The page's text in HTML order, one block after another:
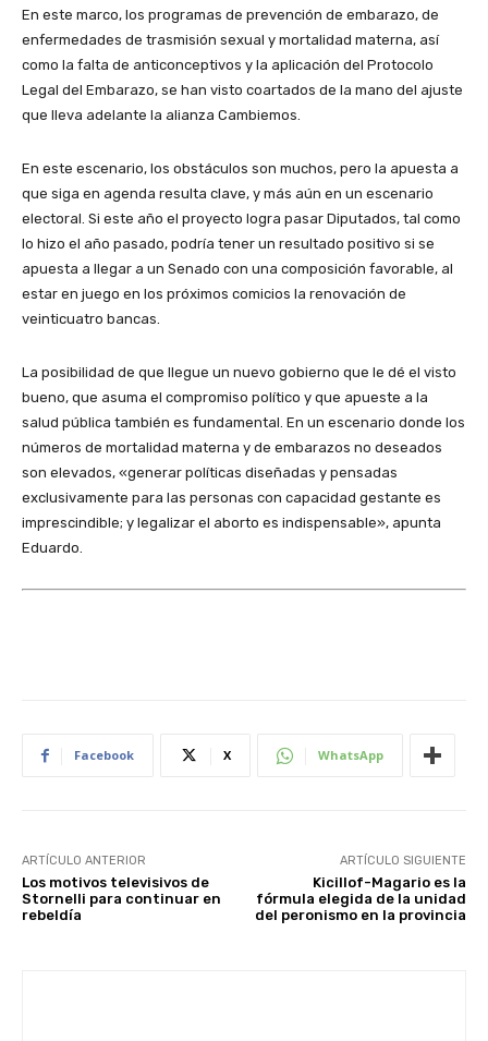
En este marco, los programas de prevención de embarazo, de
enfermedades de trasmisión sexual y mortalidad materna, así
como la falta de anticonceptivos y la aplicación del Protocolo
Legal del Embarazo, se han visto coartados de la mano del ajuste
que lleva adelante la alianza Cambiemos.
En este escenario, los obstáculos son muchos, pero la apuesta a
que siga en agenda resulta clave, y más aún en un escenario
electoral. Si este año el proyecto logra pasar Diputados, tal como
lo hizo el año pasado, podría tener un resultado positivo si se
apuesta a llegar a un Senado con una composición favorable, al
estar en juego en los próximos comicios la renovación de
veinticuatro bancas.
La posibilidad de que llegue un nuevo gobierno que le dé el visto
bueno, que asuma el compromiso político y que apueste a la
salud pública también es fundamental. En un escenario donde los
números de mortalidad materna y de embarazos no deseados
son elevados, «generar políticas diseñadas y pensadas
exclusivamente para las personas con capacidad gestante es
imprescindible; y legalizar el aborto es indispensable», apunta
Eduardo.
Facebook X WhatsApp
ARTÍCULO ANTERIOR
Los motivos televisivos de
Stornelli para continuar en
rebeldía
ARTÍCULO SIGUIENTE
Kicillof-Magario es la
fórmula elegida de la unidad
del peronismo en la provincia